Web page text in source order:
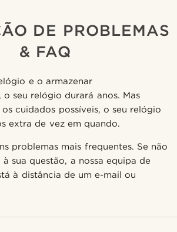
DE PROBLEMAS
& FAQ
e o armazenar
seu relógio durará anos. Mas
cuidados possíveis, o seu relógio
extra de vez em quando.
problemas mais frequentes. Se não
sua questão, a nossa equipa de
à distância de um e-mail ou